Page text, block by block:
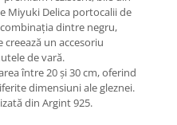
Miyuki Delica portocalii de
dintre negru,
un accesoriu
de vară.
între 20 și 30 cm, oferind
dimensiuni ale gleznei.
din Argint 925.